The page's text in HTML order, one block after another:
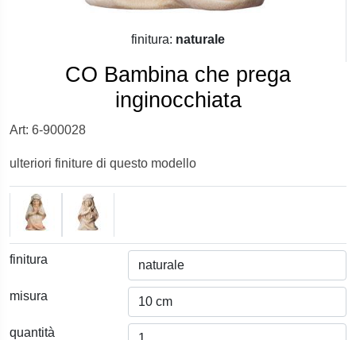
finitura: naturale
CO Bambina che prega
inginocchiata
Art: 6-900028
ulteriori finiture di questo modello
finitura
misura
quantità